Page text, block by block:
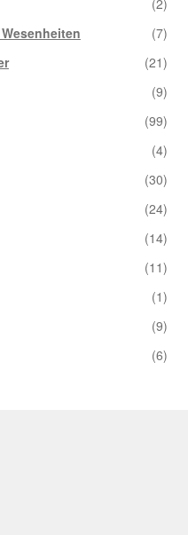
(7)
(21)
(9)
(99)
(4)
(30)
(24)
(14)
(11)
(1)
(9)
(6)